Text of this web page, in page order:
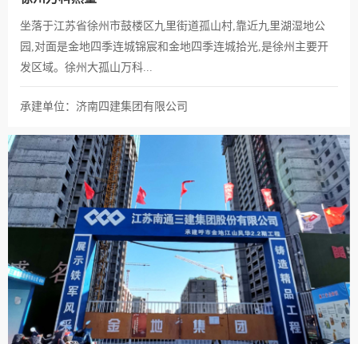
坐落于江苏省徐州市鼓楼区九里街道孤山村,靠近九里湖湿地公
园,对面是金地四季连城锦宸和金地四季连城拾光,是徐州主要开
发区域。徐州大孤山万科...
承建单位：济南四建集团有限公司